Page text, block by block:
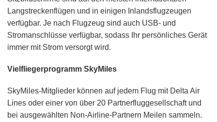
Langstreckenflügen und in einigen Inlandsflugzeugen
verfügbar. Je nach Flugzeug sind auch USB- und
Stromanschlüsse verfügbar, sodass Ihr persönliches Gerät
immer mit Strom versorgt wird.
Vielfliegerprogramm SkyMiles
SkyMiles-Mitglieder können auf jedem Flug mit Delta Air
Lines oder einer von über 20 Partnerfluggesellschaft und
bei ausgewählten Non-Airline-Partnern Meilen sammeln.